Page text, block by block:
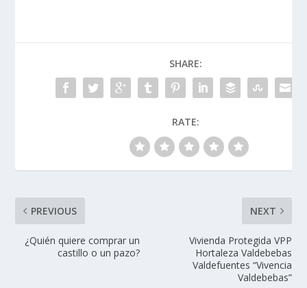
SHARE:
RATE:
PREVIOUS
¿Quién quiere comprar un
castillo o un pazo?
NEXT
Vivienda Protegida VPP
Hortaleza Valdebebas
Valdefuentes “Vivencia
Valdebebas”